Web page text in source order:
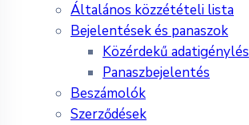
Általános közzétételi lista
Bejelentések és panaszok
Közérdekű adatigénylés
Panaszbejelentés
Beszámolók
Szerződések